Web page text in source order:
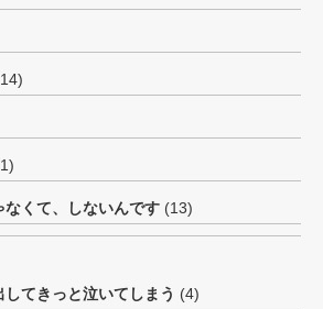
くて、しないんです (13)
てきっと泣いてしまう (4)